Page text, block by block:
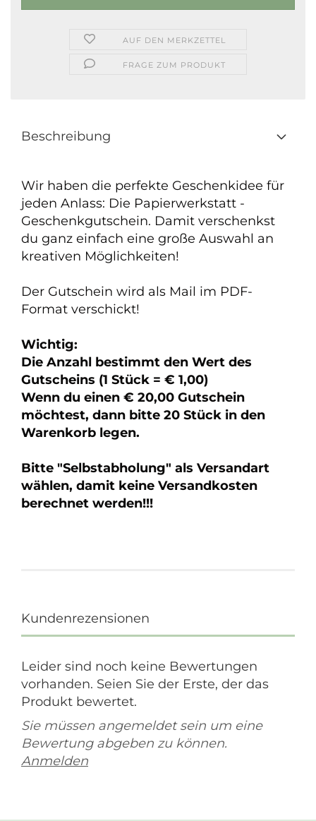
AUF DEN MERKZETTEL
FRAGE ZUM PRODUKT
Beschreibung
Wir haben die perfekte Geschenkidee für
jeden Anlass: Die Papierwerkstatt -
Geschenkgutschein. Damit verschenkst
du ganz einfach eine große Auswahl an
kreativen Möglichkeiten!
Der Gutschein wird als Mail im PDF-
Format verschickt!
Wichtig:
Die Anzahl bestimmt den Wert des
Gutscheins (1 Stück = € 1,00)
Wenn du einen € 20,00 Gutschein
möchtest, dann bitte 20 Stück in den
Warenkorb legen.
Bitte "Selbstabholung" als Versandart
wählen, damit keine Versandkosten
berechnet werden!!!
Kundenrezensionen
Leider sind noch keine Bewertungen
vorhanden. Seien Sie der Erste, der das
Produkt bewertet.
Sie müssen angemeldet sein um eine
Bewertung abgeben zu können.
Anmelden